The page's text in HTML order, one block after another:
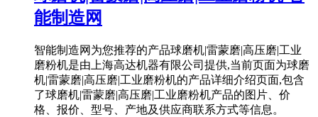
能制造网
智能制造网为您推荐的产品球磨机|雷蒙磨|高压磨|工业
磨粉机是由上海高达机器有限公司提供,当前页面为球磨
机|雷蒙磨|高压磨|工业磨粉机的产品详细介绍页面,包含
了球磨机|雷蒙磨|高压磨|工业磨粉机产品的图片、价
格、报价、型号、产地及供应商联系方式等信息。